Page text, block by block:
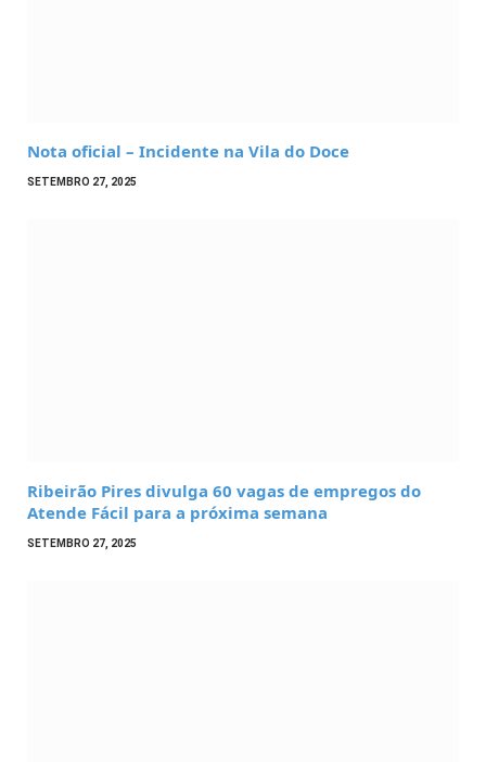
Nota oficial – Incidente na Vila do Doce
SETEMBRO 27, 2025
Ribeirão Pires divulga 60 vagas de empregos do
Atende Fácil para a próxima semana
SETEMBRO 27, 2025